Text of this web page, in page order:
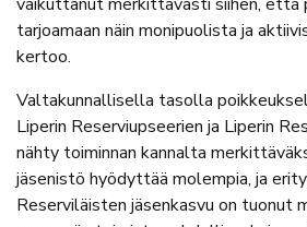
vaikuttanut merkittävästi siihen, että
tarjoamaan näin monipuolista ja
kertoo.
Valtakunnallisella tasolla
Liperin Reserviupseerien ja Liperin
nähty toiminnan kannalta
jäsenistö hyödyttää molempia, ja
Reserviläisten jäsenkasvu on tuonut